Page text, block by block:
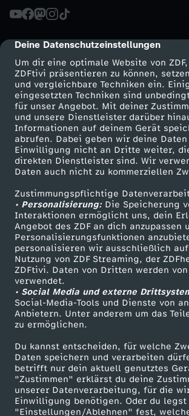
cmp-dialog-description
Deine Datenschutzeinstellungen
Um dir eine optimale Website von
ZDFtivi präsentieren zu können,
und vergleichbare Techniken ein.
eingesetzten Techniken sind
für unser Angebot. Mit deiner
und unsere Dienstleister darüber
Informationen auf deinem Gerät
abrufen. Dabei geben wir deine Daten
Einwilligung nicht an Dritte weiter,
direkten Dienstleister sind. Wir
Daten auch nicht zu kommerziellen
Zustimmungspflichtige
• Personalisierung:Die Speicherung
Interaktionen ermöglicht uns, dein
Angebot des ZDF an dich anzupassen
Personalisierungsfunktionen
personalisieren wir ausschließlich
Nutzung von ZDF Streaming, der
ZDFtivi. Daten von Dritten werden
verwendet.
• Social Media und externe
Social-Media-Tools und Dienste von
Anbietern. Unter anderem um das
zu ermöglichen.
Du kannst entscheiden, für welche
Daten speichern und verarbeiten
betrifft nur dein aktuell genutztes
"Zustimmen" erklärst du deine
unserer Datenverarbeitung, für die
Einwilligung benötigen. Oder du legst
"Einstellungen/Ablehnen" fest,
Mehr ZDF
ZDF-Apps
Smart TV
ZDFtext
Livestreams
Sendungen A-Z
TV-Programm
Service
ZDFmitreden
Kontakt zum
Tickets
Hilfe
ZDF Unternehmen
Karriere
ZDF goes Schule
Werbefernsehen
Mainzelmännchen